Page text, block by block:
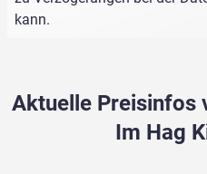
kann.
Aktuelle Preisinfos
Im Hag